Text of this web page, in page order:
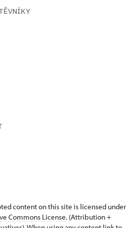
content on this site is licensed under
Commons License. (Attribution +